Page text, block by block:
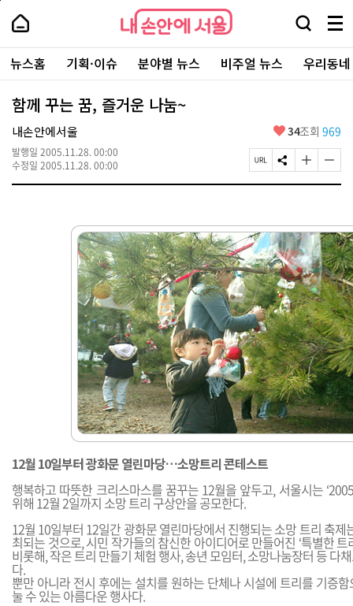
본
로
가
내
손
안
에
서
울
-
서
울
시
대
표
소
내
손
에
울
검
창
열
기
메
뉴
전
체
보
주
요
서
뉴스홈 기획·이슈 분야별 뉴스 비주얼 뉴스 우리동
함께 꾸는 꿈, 즐거운 나눔~
내손안에서울
발행일 2005.11.28. 00:00
수정일 2005.11.28. 00:00
좋
요
34조회 969
페
이
L
복
사
S
N
하
기
글
자
게
변
경
하
기
글
자
게
변
경
하
기
12월 10일부터 광화문 열린마당…소망트리 콘테스트
행복하고 따뜻한 크리스마스를 꿈꾸는 12월을 앞두고, 서울시는
위해 12월 2일까지 소망 트리 구상안을 공모한다.
12월 10일부터 12일간 광화문 열린마당에서 진행되는 소망 트리 축제
최되는 것으로, 시민 작가들의 참신한 아이디어로 만들어진 ‘특별한 트
비롯해, 작은 트리 만들기 체험 행사, 송년 모임터, 소망나눔장터 등 다
다.
뿐만 아니라 전시 후에는 설치를 원하는 단체나 시설에 트리를 기증
눌 수 있는 아름다운 행사다.
페
상
단
로